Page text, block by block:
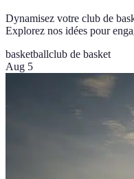
Dynamisez votre club de
Explorez nos idées pour
basketballclub de basket
Aug 5